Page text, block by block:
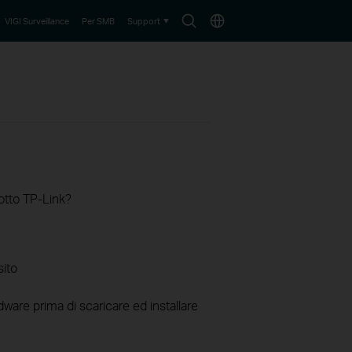
SearchChoose
VIGI Surveillance Per SMB Support
TP-Link?
prima di scaricare ed installare